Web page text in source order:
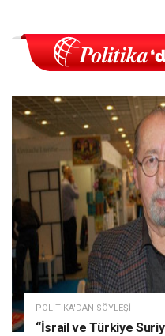
POLITIKA'DAN SÖYLEŞI
“İsrail ve Türkiye